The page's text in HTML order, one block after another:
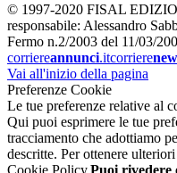
© 1997-2020 FISAL
responsabile: Alessandro
Fermo n.2/2003 del 11/03/
corriereannunci.itcorriere
Vai all'inizio della pagina
Preferenze Cookie
Le tue preferenze relative al
Qui puoi esprimere le tue
tracciamento che adottiamo
descritte. Per ottenere
Cookie Policy.Puoi rivedere